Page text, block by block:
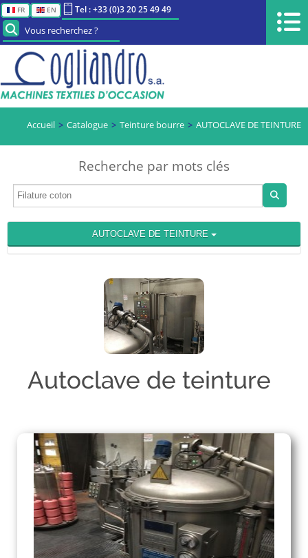
FR EN Tel : +33 (0)3 20 25 49 49
Vous recherchez ?
Accueil Catalogue Teinture bourre AUTOCLAVE DE TEINTURE
Recherche par mots clés
AUTOCLAVE DE TEINTURE
Autoclave de teinture